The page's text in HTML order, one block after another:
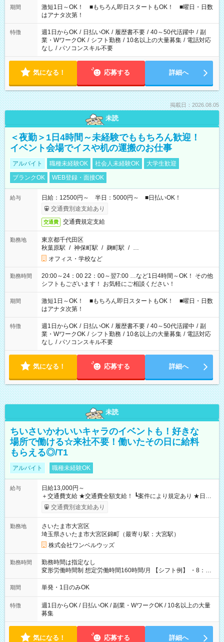
期間
激短1日～OK！ ■もちろん即日スタートもOK！ ■曜日・日数
はアナタ次第！
特徴 週1日からOK / 日払いOK / 履歴書不要 / 40～50代活躍中 / 副
業・WワークOK / シフト勤務 / 10名以上の大量募集 / 電話対応
なし / パソコンスキル不要
気になる！ 応募する 詳細へ
掲載日：2026.08.05
未読
＜夜勤＞1日4時間～未経験でももちろん歓迎！
イベント会場でイスや机の運搬のお仕事
アルバイト 職種未経験OK 社会人未経験OK
大学生歓迎
ブランクOK
WEB登録・面接OK
給与
日給：12500円～ 半日：5000円～ ■日払いOK！
交通費別途支給あり
交通費 交通費規定支給
勤務地
東京都千代田区
秋葉原駅 / 神保町駅 / 麹町駅 / …
オフィス・学校など
勤務時間
20:00～24：00 22：00～翌7:00 …など1日4時間～OK！ その他
シフトもございます！ お気軽にご相談ください！
期間
激短1日～OK！ ■もちろん即日スタートもOK！ ■曜日・日数
はアナタ次第！
特徴 週1日からOK / 日払いOK / 履歴書不要 / 40～50代活躍中 / 副
業・WワークOK / シフト勤務 / 10名以上の大量募集 / 電話対応
なし / パソコンスキル不要
気になる！ 応募する 詳細へ
未読
ちいさいかわいいキャラのイベントも！好きな
場所で働ける☆来社不要！働いたその日に給料
もらえる◎/T1
アルバイト 職種未経験OK
給与
日給13,000円～
＋交通費支給 ★交通費全額支給！ ┗案件により規定あり ★日払
いOK！（規定あり） ┗働いたその日に現金GET♪ お仕事後はコ
ンビニATMから 日払い分を引き落とせます！ 【試用期間】試
交通費別途支給あり
勤務地
さいたま市大宮区
埼玉県さいたま市大宮区錦町（最寄り駅：大宮駅）
株式会社ワンベルウッズ
勤務時間
勤務時間は指定なし
変形労働時間制 想定労働時間160時間/月 【シフト例】 ・8：00
～21：00
期間 単発・1日のみOK
特徴
週1日からOK / 日払いOK / 副業・WワークOK / 10名以上の大量
募集
気になる！ 応募する 詳細へ